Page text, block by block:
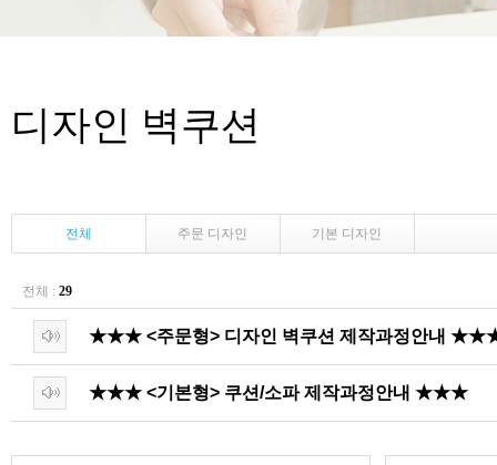
디자인 벽쿠션
전체 주문 디자인 기본 디자인
전체 : 29
★★★ <주문형> 디자인 벽쿠션 제작과정안내
★★★ <기본형> 쿠션/소파 제작과정안내 ★★★